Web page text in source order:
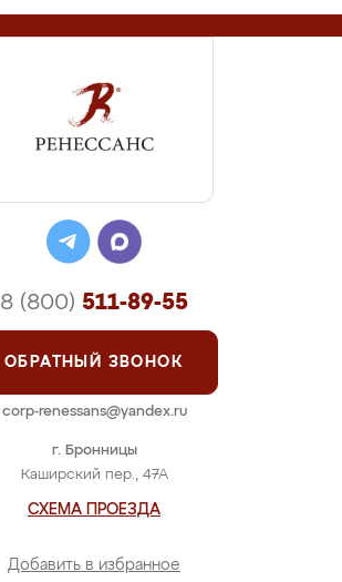
г. Бронницы
Каширский пер., 47А
СХЕМА ПРОЕЗДА
Добавить в избранное
8 (800) 511-89-55
ОБРАТНЫЙ ЗВОНОК
corp-renessans@yandex.ru